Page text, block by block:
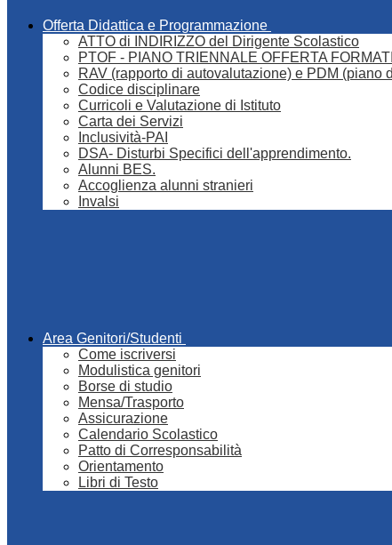
Offerta Didattica e Programmazione
ATTO di INDIRIZZO del Dirigente Scolastico
PTOF - PIANO TRIENNALE OFFERTA
RAV (rapporto di autovalutazione) e PDM (piano
Codice disciplinare
Curricoli e Valutazione di Istituto
Carta dei Servizi
Inclusività-PAI
DSA- Disturbi Specifici dell'apprendimento.
Alunni BES.
Accoglienza alunni stranieri
Invalsi
Area Genitori/Studenti
Come iscriversi
Modulistica genitori
Borse di studio
Mensa/Trasporto
Assicurazione
Calendario Scolastico
Patto di Corresponsabilità
Orientamento
Libri di Testo